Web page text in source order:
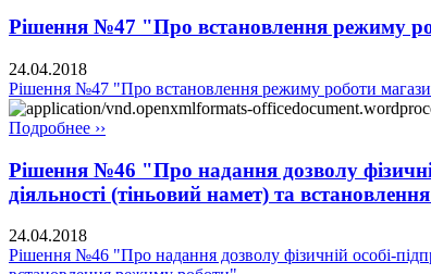
Рішення №47 "Про встановлення режиму
24.04.2018
Рішення №47 "Про встановлення режиму роботи
Подробнее ››
Рішення №46 "Про надання дозволу
діяльності (тіньовий намет) та
24.04.2018
Рішення №46 "Про надання дозволу фізичній особі-